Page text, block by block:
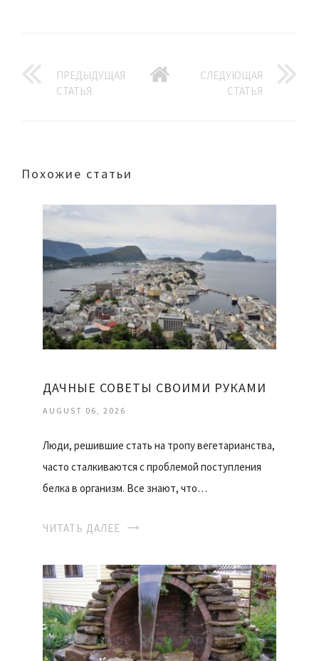
ПРЕДЫДУЩАЯ
СТАТЬЯ
СЛЕДУЮЩАЯ
СТАТЬЯ
Похожие статьи
ДАЧНЫЕ СОВЕТЫ СВОИМИ РУКАМИ
AUGUST 06, 2026
Люди, решившие стать на тропу вегетарианства,
часто сталкиваются с проблемой поступления
белка в организм. Все знают, что…
ЧИТАТЬ ДАЛЕЕ